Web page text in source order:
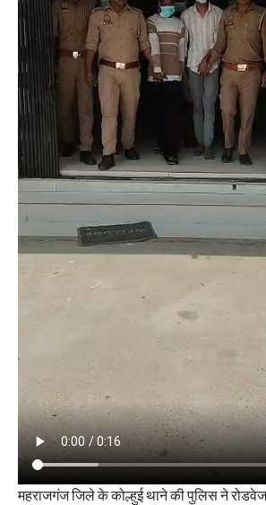
महराजगंज जिले के कोल्हुई थाने की पुलिस ने